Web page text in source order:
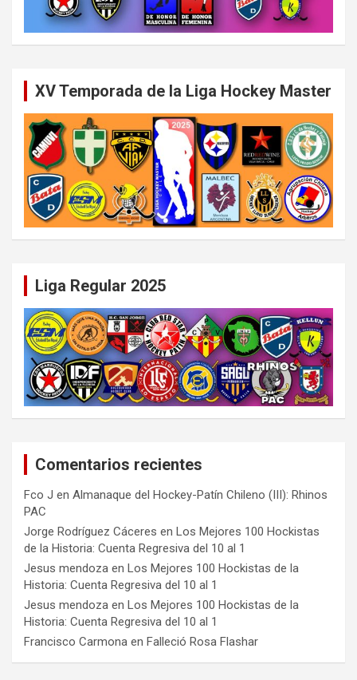
XV Temporada de la Liga Hockey Master
Liga Regular 2025
Comentarios recientes
Fco J en Almanaque del Hockey-Patín Chileno (III): Rhinos
PAC
Jorge Rodríguez Cáceres en Los Mejores 100 Hockistas
de la Historia: Cuenta Regresiva del 10 al 1
Jesus mendoza en Los Mejores 100 Hockistas de la
Historia: Cuenta Regresiva del 10 al 1
Jesus mendoza en Los Mejores 100 Hockistas de la
Historia: Cuenta Regresiva del 10 al 1
Francisco Carmona en Falleció Rosa Flashar